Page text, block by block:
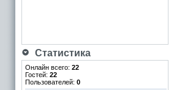
Статистика
Онлайн всего: 22
Гостей: 22
Пользователей: 0